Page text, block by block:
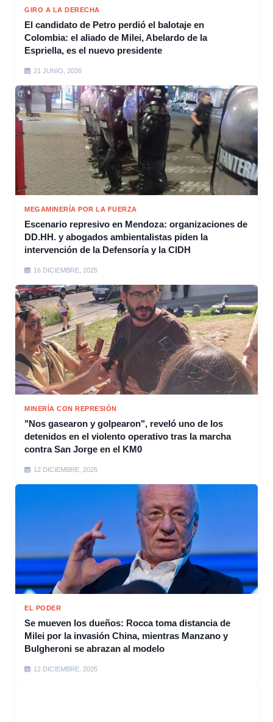
GIRO A LA DERECHA
El candidato de Petro perdió el balotaje en
Colombia: el aliado de Milei, Abelardo de la
Espriella, es el nuevo presidente
21 JUNIO, 2026
MEGAMINERÍA POR LA FUERZA
Escenario represivo en Mendoza: organizaciones de
DD.HH. y abogados ambientalistas piden la
intervención de la Defensoría y la CIDH
16 DICIEMBRE, 2025
MINERÍA CON REPRESIÓN
"Nos gasearon y golpearon", reveló uno de los
detenidos en el violento operativo tras la marcha
contra San Jorge en el KM0
12 DICIEMBRE, 2025
EL PODER
Se mueven los dueños: Rocca toma distancia de
Milei por la invasión China, mientras Manzano y
Bulgheroni se abrazan al modelo
12 DICIEMBRE, 2025